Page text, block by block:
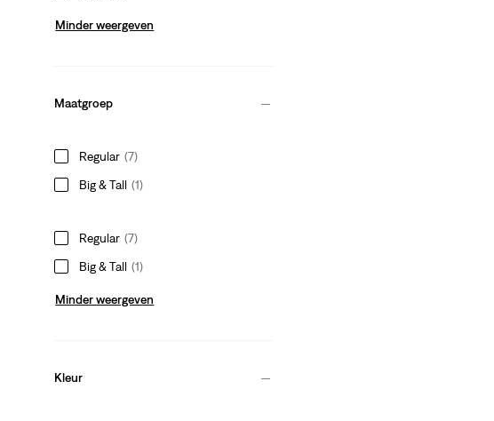
Minder weergeven
Maatgroep
Regular (7)
Big & Tall (1)
Regular (7)
Big & Tall (1)
Minder weergeven
Kleur